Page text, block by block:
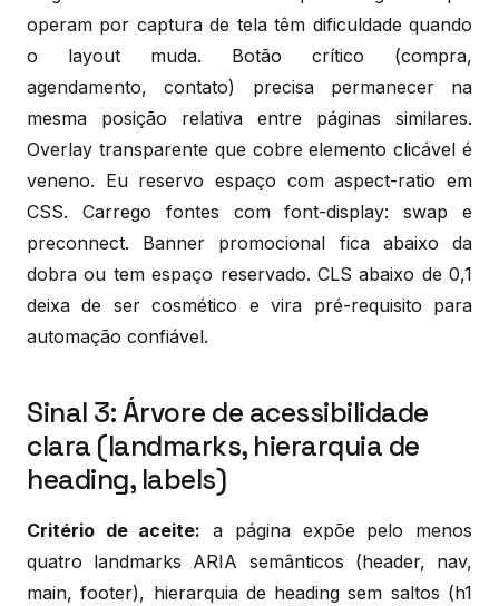
operam por captura de tela têm dificuldade quando
o layout muda. Botão crítico (compra,
agendamento, contato) precisa permanecer na
mesma posição relativa entre páginas similares.
Overlay transparente que cobre elemento clicável é
veneno. Eu reservo espaço com aspect-ratio em
CSS. Carrego fontes com font-display: swap e
preconnect. Banner promocional fica abaixo da
dobra ou tem espaço reservado. CLS abaixo de 0,1
deixa de ser cosmético e vira pré-requisito para
automação confiável.
Sinal 3: Árvore de acessibilidade
clara (landmarks, hierarquia de
heading, labels)
Critério de aceite: a página expõe pelo menos
quatro landmarks ARIA semânticos (header, nav,
main, footer), hierarquia de heading sem saltos (h1